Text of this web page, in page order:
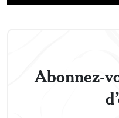
Abonnez-